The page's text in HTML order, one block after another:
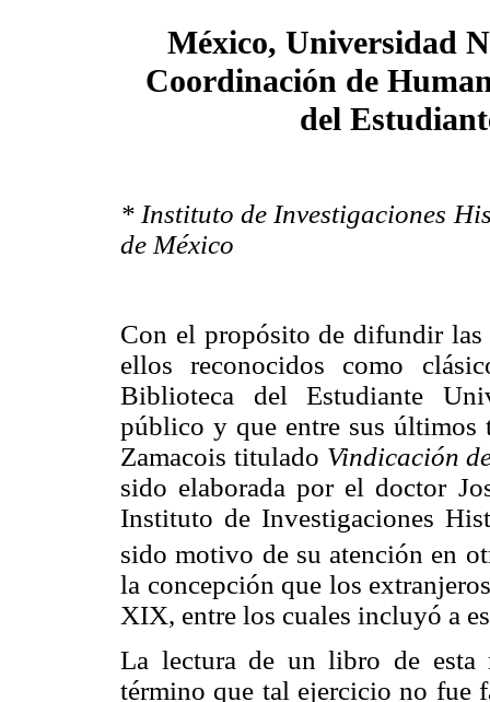
México, Universidad
Coordinación de
del
* Instituto de Investigaciones
de México
Con el propósito de difundir las
ellos reconocidos como
Biblioteca del Estudiante
público y que entre sus últimos
Zamacois titulado Vindicación
sido elaborada por el doctor
Instituto de Investigaciones
sido motivo de su atención en
la concepción que los
XIX, entre los cuales incluyó a
La lectura de un libro de esta
término que tal ejercicio no fue